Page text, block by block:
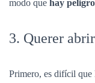
modo que hay
3. Querer
Primero, es difícil que